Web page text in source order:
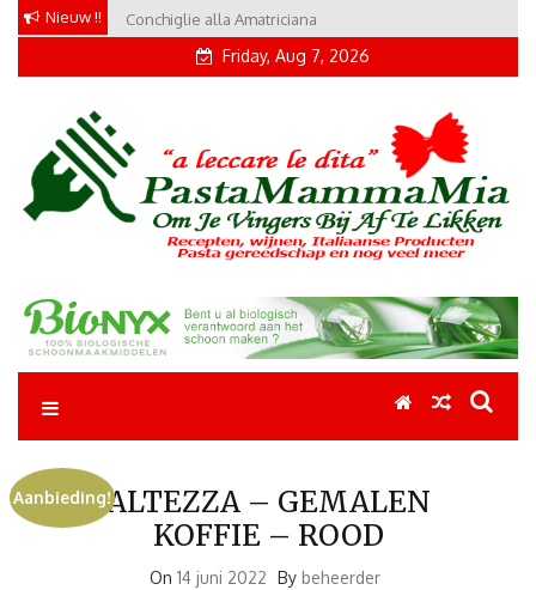
Skip
content
Nieuw !! Conchiglie alla Amatriciana
Friday, Aug 7, 2026
Pastamammamia
Pastarecepten om je vingers bij af te likken
ALTEZZA – GEMALEN
KOFFIE – ROOD
On 14 juni 2022 By beheerder
Aanbieding!